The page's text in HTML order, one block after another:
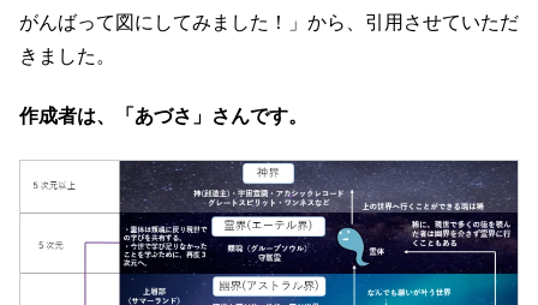
がんばって図にしてみました！」から、引用させていただ
きました。
作成者は、「あづさ」さんです。